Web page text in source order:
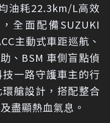
油耗22.3km/L高效
全面配備SUZUKI
主動式車距巡航、
、BSM 車側盲點偵
一路守護車主的行
艙設計，搭配整合
盡顯熱血氣息。